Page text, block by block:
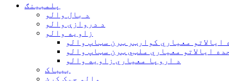
پلمبینګ
د بال والو
د دروازې والو
زاویه والو
ایالاتو معیاري کوارټر ټرن سټاپ والو
ایالاتو معیاري ملټي ټرن سټاپ والو
د اروپا معیاري زاویه والو
بیباک
والو چیک کړئ